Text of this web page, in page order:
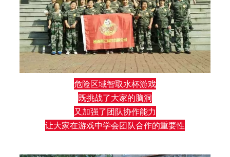
危险区域智取水杯游戏
既挑战了大家的脑洞
又加强了团队协作能力
让大家在游戏中学会团队合作的重要性